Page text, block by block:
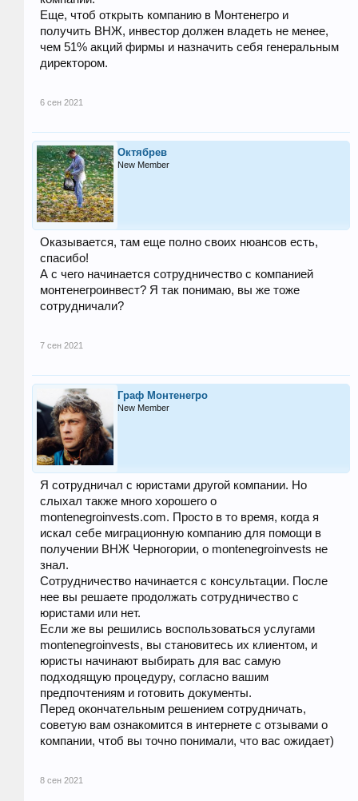
Еще, чтоб открыть компанию в Монтенегро и
получить ВНЖ, инвестор должен владеть не менее,
чем 51% акций фирмы и назначить себя генеральным
директором.
6 сен 2021
Октябрев
New Member
Оказывается, там еще полно своих нюансов есть,
спасибо!
А с чего начинается сотрудничество с компанией
монтенегроинвест? Я так понимаю, вы же тоже
сотрудничали?
7 сен 2021
Граф Монтенегро
New Member
Я сотрудничал с юристами другой компании. Но
слыхал также много хорошего о
montenegroinvests.com. Просто в то время, когда я
искал себе миграционную компанию для помощи в
получении ВНЖ Черногории, о montenegroinvests не
знал.
Сотрудничество начинается с консультации. После
нее вы решаете продолжать сотрудничество с
юристами или нет.
Если же вы решились воспользоваться услугами
montenegroinvests, вы становитесь их клиентом, и
юристы начинают выбирать для вас самую
подходящую процедуру, согласно вашим
предпочтениям и готовить документы.
Перед окончательным решением сотрудничать,
советую вам ознакомится в интернете с отзывами о
компании, чтоб вы точно понимали, что вас ожидает)
8 сен 2021